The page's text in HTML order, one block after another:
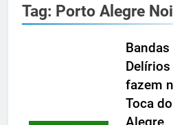
Casino Online
Sensuais |
People! Musas
People!
Tag: Porto Alegre
fazem
Toca
Alegre